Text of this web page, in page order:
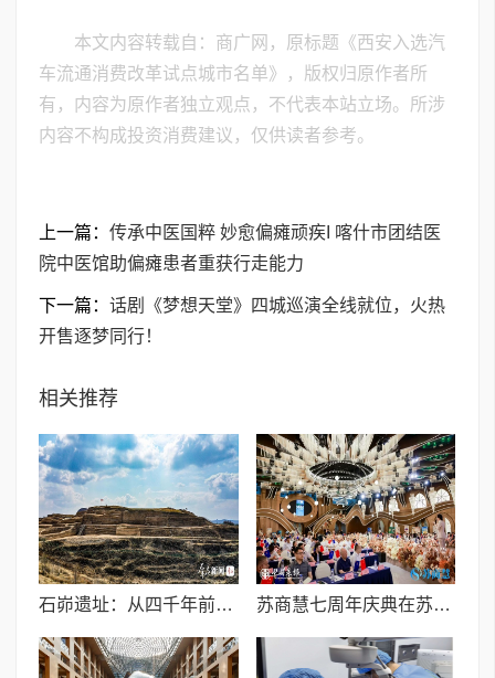
本文内容转载自：商广网，原标题《西安入选汽
车流通消费改革试点城市名单》，版权归原作者所
有，内容为原作者独立观点，不代表本站立场。所涉
内容不构成投资消费建议，仅供读者参考。
上一篇： 传承中医国粹 妙愈偏瘫顽疾I 喀什市团结医
院中医馆助偏瘫患者重获行走能力
下一篇： 话剧《梦想天堂》四城巡演全线就位，火热
开售逐梦同行！
相关推荐
石峁遗址：从四千年前中国北方区域政体中心看“何以中国” 苏商慧七周年庆典在苏州隆重举行 七大联创共启发展新篇章